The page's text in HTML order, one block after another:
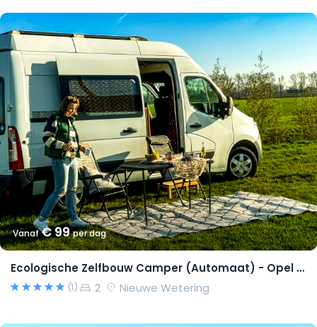
Vanaf€ 99per dag
Ecologische Zelfbouw Camper (Automaat) - Opel Movano 2015 – Richard
(1) 2 Nieuwe Wetering